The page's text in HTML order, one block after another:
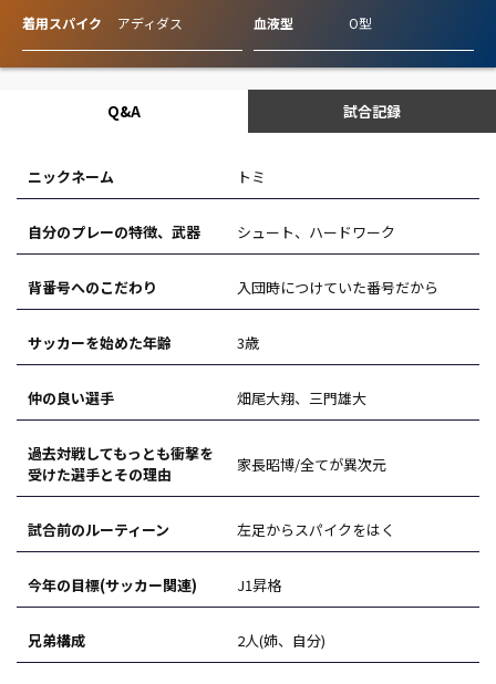
着用スパイク アディダス 血液型 O型
Q&A 試合記録
ニックネーム トミ
自分のプレーの特徴、武器 シュート、ハードワーク
背番号へのこだわり 入団時につけていた番号だから
サッカーを始めた年齢 3歳
仲の良い選手 畑尾大翔、三門雄大
過去対戦してもっとも衝撃を
受けた選手とその理由
家長昭博/全てが異次元
試合前のルーティーン 左足からスパイクをはく
今年の目標(サッカー関連) J1昇格
兄弟構成 2人(姉、自分)